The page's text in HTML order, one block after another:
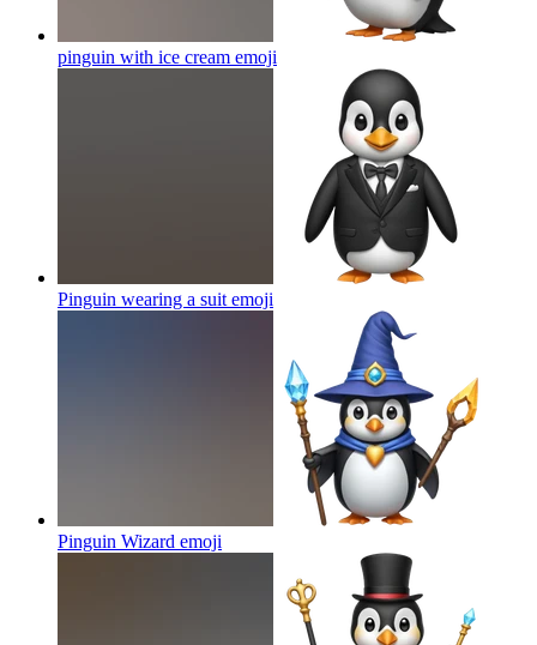
pinguin with ice cream emoji
Pinguin wearing a suit emoji
Pinguin Wizard emoji